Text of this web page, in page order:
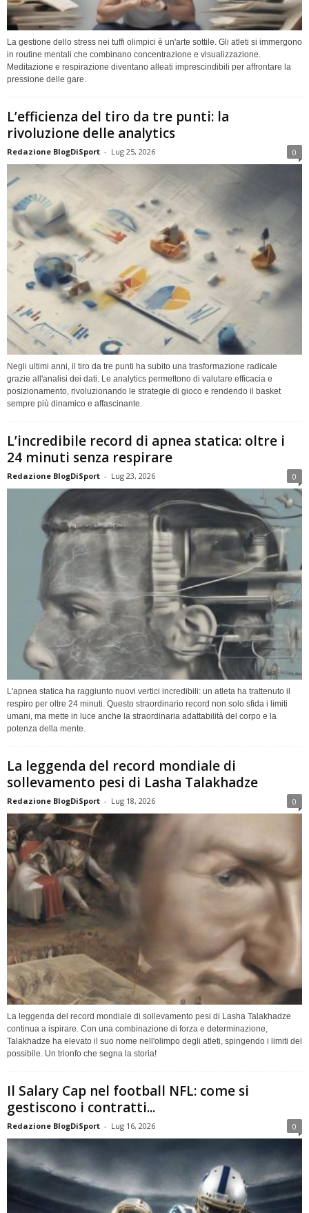
La gestione dello stress nei tuffi olimpici è un'arte sottile. Gli atleti si immergono
in routine mentali che combinano concentrazione e visualizzazione.
Meditazione e respirazione diventano alleati imprescindibili per affrontare la
pressione delle gare.
L’efficienza del tiro da tre punti: la
rivoluzione delle analytics
Redazione BlogDiSport - Lug 25, 2026 0
Negli ultimi anni, il tiro da tre punti ha subito una trasformazione radicale
grazie all'analisi dei dati. Le analytics permettono di valutare efficacia e
posizionamento, rivoluzionando le strategie di gioco e rendendo il basket
sempre più dinamico e affascinante.
L’incredibile record di apnea statica: oltre i
24 minuti senza respirare
Redazione BlogDiSport - Lug 23, 2026 0
L'apnea statica ha raggiunto nuovi vertici incredibili: un atleta ha trattenuto il
respiro per oltre 24 minuti. Questo straordinario record non solo sfida i limiti
umani, ma mette in luce anche la straordinaria adattabilità del corpo e la
potenza della mente.
La leggenda del record mondiale di
sollevamento pesi di Lasha Talakhadze
Redazione BlogDiSport - Lug 18, 2026 0
La leggenda del record mondiale di sollevamento pesi di Lasha Talakhadze
continua a ispirare. Con una combinazione di forza e determinazione,
Talakhadze ha elevato il suo nome nell'olimpo degli atleti, spingendo i limiti del
possibile. Un trionfo che segna la storia!
Il Salary Cap nel football NFL: come si
gestiscono i contratti...
Redazione BlogDiSport - Lug 16, 2026 0